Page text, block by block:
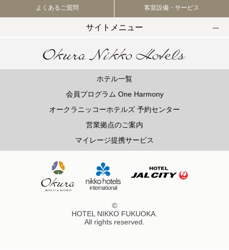
よくあるご質問 客室設備・サービス
サイトメニュー
ホテル一覧
会員プログラム One Harmony
オークラニッコーホテルズ 予約センター
営業拠点のご案内
マイレージ提携サービス
©
HOTEL NIKKO FUKUOKA.
All rights reserved.